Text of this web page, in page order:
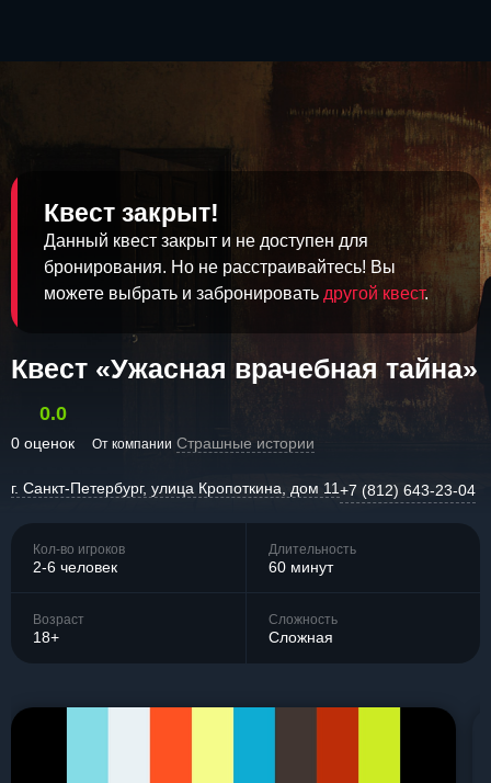
Квест закрыт!
Данный квест закрыт и не доступен для
бронирования. Но не расстраивайтесь! Вы
можете выбрать и забронировать другой квест.
Квест «Ужасная врачебная тайна»
0.0
0 оценок От компании Страшные истории
г. Санкт-Петербург, улица Кропоткина, дом 11+7 (812) 643-23-04
Кол-во игроков
2-6 человек
Длительность
60 минут
Возраст
18+
Сложность
Сложная